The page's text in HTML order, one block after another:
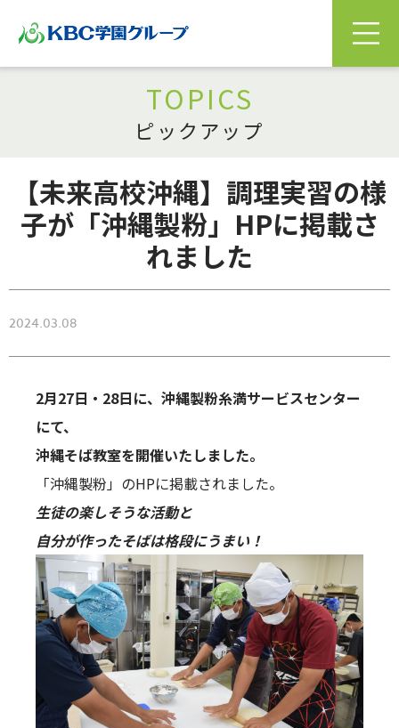
TOPICS
ピックアップ
【未来高校沖縄】調理実習の様
子が「沖縄製粉」HPに掲載さ
れました
2024.03.08
2月27日・28日に、沖縄製粉糸満サービスセンター
にて、
沖縄そば教室を開催いたしました。
「沖縄製粉」のHPに掲載されました。
生徒の楽しそうな活動と
自分が作ったそばは格段にうまい！